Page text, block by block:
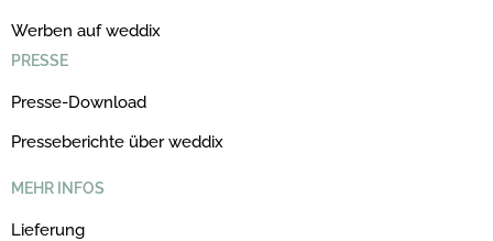
Werben auf weddix
PRESSE
Presse-Download
Presseberichte über weddix
MEHR INFOS
Lieferung